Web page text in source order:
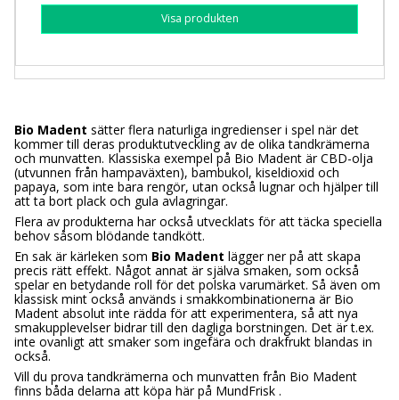
Visa produkten
Bio Madent sätter flera naturliga ingredienser i spel när det
kommer till deras produktutveckling av de olika tandkrämerna
och munvatten. Klassiska exempel på Bio Madent är CBD-olja
(utvunnen från hampaväxten), bambukol, kiseldioxid och
papaya, som inte bara rengör, utan också lugnar och hjälper till
att ta bort plack och gula avlagringar.
Flera av produkterna har också utvecklats för att täcka speciella
behov såsom blödande tandkött.
En sak är kärleken som Bio Madent lägger ner på att skapa
precis rätt effekt. Något annat är själva smaken, som också
spelar en betydande roll för det polska varumärket. Så även om
klassisk mint också används i smakkombinationerna är Bio
Madent absolut inte rädda för att experimentera, så att nya
smakupplevelser bidrar till den dagliga borstningen. Det är t.ex.
inte ovanligt att smaker som ingefära och drakfrukt blandas in
också.
Vill du prova tandkrämerna och munvatten från Bio Madent
finns båda delarna att köpa här på MundFrisk .